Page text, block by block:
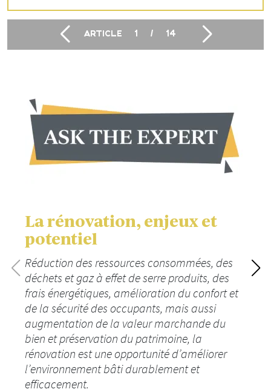
ARTICLE 1 / 14
La rénovation, enjeux et
potentiel
Réduction des ressources consommées, des
déchets et gaz à effet de serre produits, des
frais énergétiques, amélioration du confort et
de la sécurité des occupants, mais aussi
augmentation de la valeur marchande du
bien et préservation du patrimoine, la
rénovation est une opportunité d’améliorer
l’environnement bâti durablement et
efficacement.